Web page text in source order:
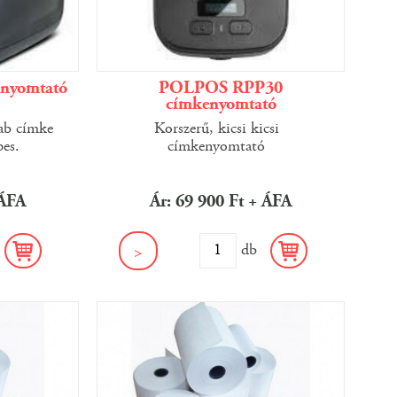
címke
POLPOS RPP30
címkenyomtató
Korszerű, kicsi kicsi
címkenyomtató
Ár: 69 900 Ft + ÁFA
> db